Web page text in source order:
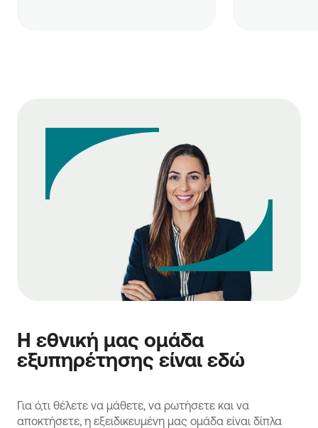
Η εθνική μας ομάδα
εξυπηρέτησης είναι εδώ
Για ό,τι θέλετε να μάθετε, να ρωτήσετε και να
αποκτήσετε, η εξειδικευμένη μας ομάδα είναι δίπλα